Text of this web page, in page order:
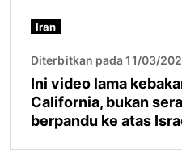
Iran
Diterbitkan pada 11/03/
Ini video lama
California, bukan
berpandu ke atas